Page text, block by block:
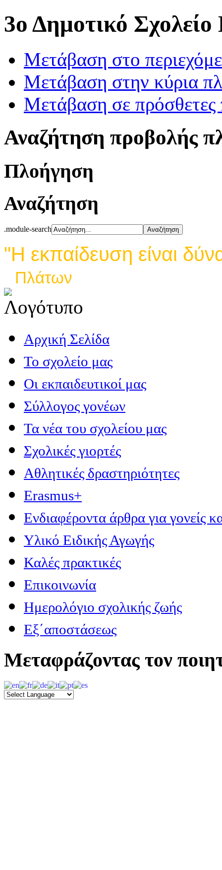
3ο Δημοτικό
Μετάβαση στο
Μετάβαση στην κύρια
Μετάβαση σε πρόσθετες
Αναζήτηση προβολής
Πλοήγηση
Αναζήτηση
.module-search
"Η εκπαίδευση είναι
Πλάτων
Αρχική Σελίδα
Το σχολείο μας
Οι εκπαιδευτικοί μας
Σύλλογος γονέων
Τα νέα του σχολείου μας
Σχολικές γιορτές
Αθλητικές δραστηριότητες
Erasmus+
Ενδιαφέροντα άρθρα για γονείς
Υλικό Ειδικής Αγωγής
Καλές πρακτικές
Επικοινωνία
Ημερολόγιο σχολικής ζωής
Εξ΄αποστάσεως
Μεταφράζοντας τον